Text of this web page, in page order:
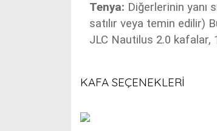
Tenya: Diğerlerinin yanı
satılır veya temin edilir)
JLC Nautilus 2.0
KAFA SEÇENEKLERİ